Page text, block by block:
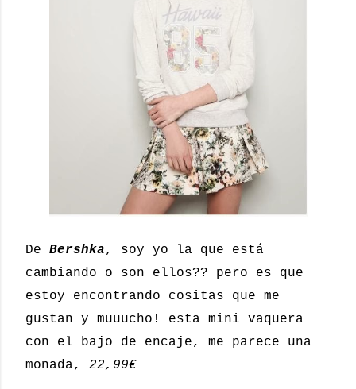
De Bershka, soy yo la que está
cambiando o son ellos?? pero es que
estoy encontrando cositas que me
gustan y muuucho! esta mini vaquera
con el bajo de encaje, me parece una
monada,
22,99€